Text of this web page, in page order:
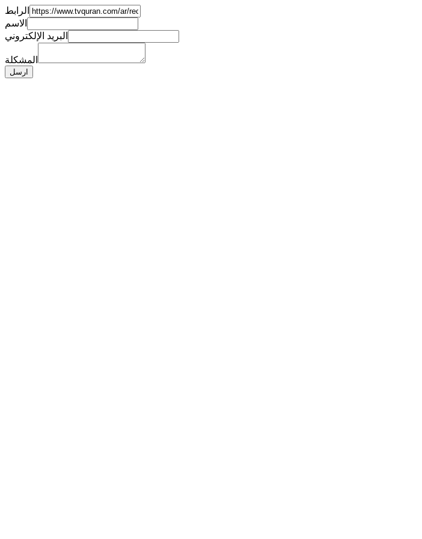
الرابط
الاسم
البريد الإلكتروني
المشكلة
ارسل